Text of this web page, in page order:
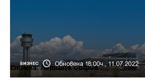
БИЗНЕС Обновена 18:00ч., 11.07.2022
снимка: Летище София